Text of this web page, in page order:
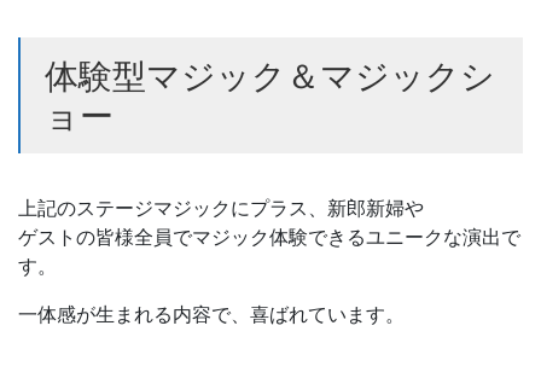
体験型マジック＆マジックシ
ョー
上記のステージマジックにプラス、新郎新婦や
ゲストの皆様全員でマジック体験できるユニークな演出で
す。
一体感が生まれる内容で、喜ばれています。